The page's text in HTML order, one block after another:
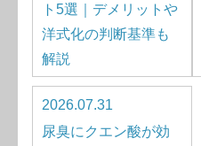
ト5選｜デメリットや
洋式化の判断基準も
解説
2026.07.31
尿臭にクエン酸が効